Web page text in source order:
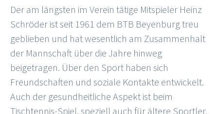
Der am längsten im Verein tätige Mitspieler Heinz
Schröder ist seit 1961 dem BTB Beyenburg treu
geblieben und hat wesentlich am Zusammenhalt
der Mannschaft über die Jahre hinweg
beigetragen. Über den Sport haben sich
Freundschaften und soziale Kontakte entwickelt.
Auch der gesundheitliche Aspekt ist beim
Tischtennis-Spiel, speziell auch für ältere Sportler,